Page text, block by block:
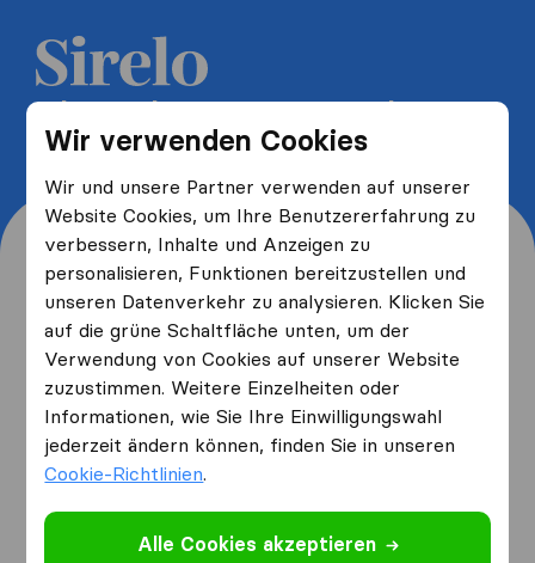
Wir verwenden Cookies
Wir und unsere Partner verwenden auf unserer
Website Cookies, um Ihre Benutzererfahrung zu
verbessern, Inhalte und Anzeigen zu
personalisieren, Funktionen bereitzustellen und
unseren Datenverkehr zu analysieren. Klicken Sie
auf die grüne Schaltfläche unten, um der
Verwendung von Cookies auf unserer Website
zuzustimmen. Weitere Einzelheiten oder
Informationen, wie Sie Ihre Einwilligungswahl
jederzeit ändern können, finden Sie in unseren
Cookie-Richtlinien.
Alle Cookies akzeptieren
5 kostenlose Umzugsangebote
erhalten und bis zu 40% sparen
Wo wohnen Sie jetzt und
wo ziehen Sie hin?
Ich ziehevon